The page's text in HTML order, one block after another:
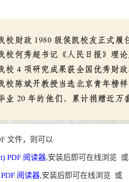
文件，则可以
PDF 阅读器,安装后即可在线浏览 或
阅读器,安装后即可在线浏览 或